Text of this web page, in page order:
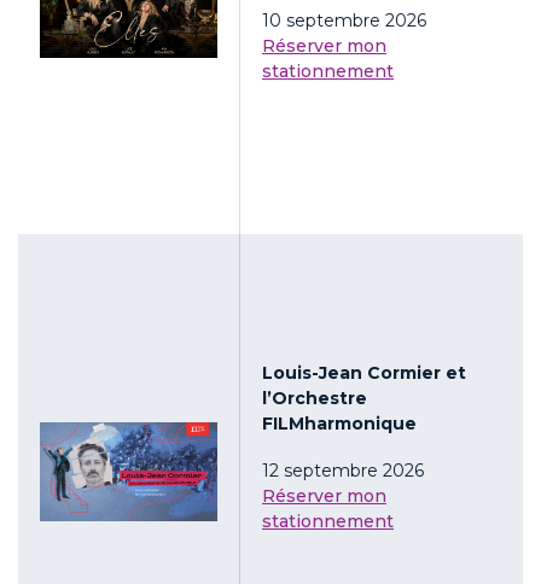
10 septembre 2026
Réserver mon
stationnement
Louis-Jean Cormier et
l’Orchestre
FILMharmonique
12 septembre 2026
Réserver mon
stationnement